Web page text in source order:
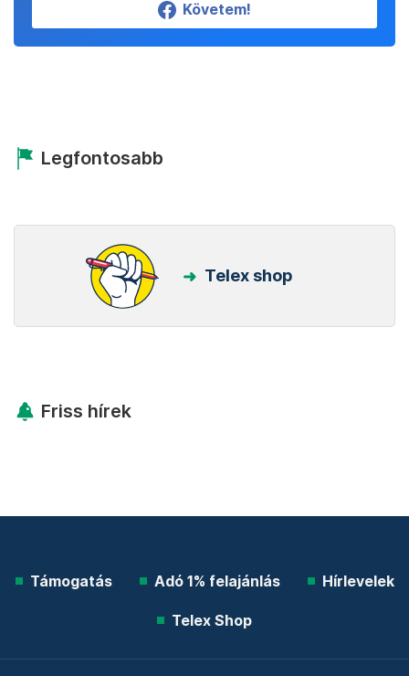
Követem!
Legfontosabb
Telex shop
Friss hírek
Támogatás Adó 1% felajánlás Hírlevelek
Telex Shop